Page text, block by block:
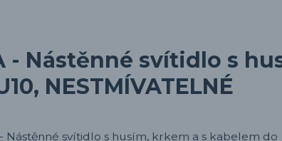
- Nástěnné svítidlo s
NESTMÍVATELNÉ